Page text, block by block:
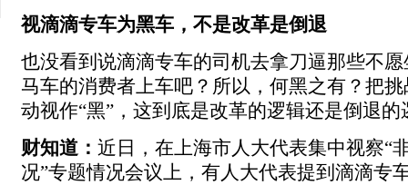
视滴滴专车为黑车，不是改革是倒退
也没看到说滴滴专车的司机去拿刀逼那些不
马车的消费者上车吧？所以，何黑之有？把
动视作“黑”，这到底是改革的逻辑还是倒退的
财知道： 近日，在上海市人大代表集中视察“
况”专题情况会议上，有人大代表提到滴滴专